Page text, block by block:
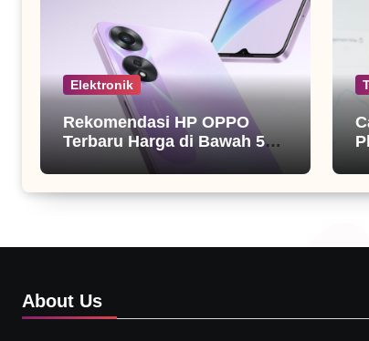
Elektronik
Rekomendasi HP OPPO
Terbaru Harga di Bawah 5
About Us